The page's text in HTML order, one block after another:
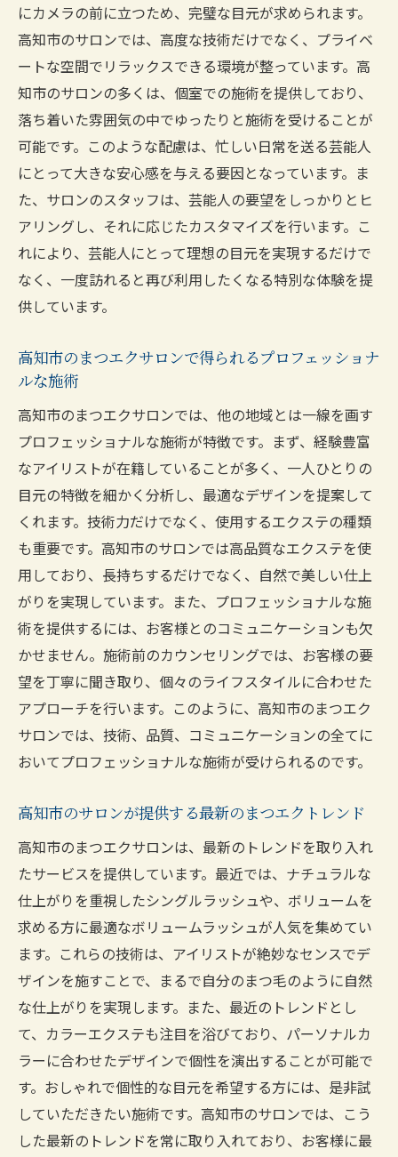
高知市のまつエクサロンの口コミで評判の
ポイント
芸能人も推薦する高知市のまつエクサロン
の魅力
高知市で選ぶべき口コミ高評価のまつエク
サロン
高知市のまつエクサロンが評価される理由
口コミで見る高知市のまつエクサロンの人
気の秘密
高知市のまつエクサロンの口コミ分析結果
れるためのステップ
る方法
高知市でまつエクの理想を叶えるためのス
テップガイド
理想のまつエクを手に入れるための高知市
のサロン選び
高知市のサロンでの施術前に知っておくべ
きこと
高知市のサロンで理想のまつエクを実現す
るための心得
芸能人が愛用する高知市のまつエクサロン技術
力の高い店を探す
つけ方
芸能人が信頼する高知市のまつエクサロン
の技術とは
高知市のサロンで技術力の高さを体感する
方法
高知市で技術力に定評のあるまつエクサロ
ンを選ぶ理由
芸能人も認めた高知市のまつエクサロンの
技術力
高知市の技術力の高いまつエクサロンの特
徴
高知市の隠れた名店まつエクで叶える美しい目
にカメラの前に立つため、完璧な目元が求められます。
高知市のサロンでは、高度な技術だけでなく、プライベ
ートな空間でリラックスできる環境が整っています。高
知市のサロンの多くは、個室での施術を提供しており、
落ち着いた雰囲気の中でゆったりと施術を受けることが
可能です。このような配慮は、忙しい日常を送る芸能人
にとって大きな安心感を与える要因となっています。ま
た、サロンのスタッフは、芸能人の要望をしっかりとヒ
アリングし、それに応じたカスタマイズを行います。こ
れにより、芸能人にとって理想の目元を実現するだけで
なく、一度訪れると再び利用したくなる特別な体験を提
供しています。
高知市のまつエクサロンで得られるプロフェッショナ
ルな施術
高知市のまつエクサロンでは、他の地域とは一線を画す
プロフェッショナルな施術が特徴です。まず、経験豊富
なアイリストが在籍していることが多く、一人ひとりの
目元の特徴を細かく分析し、最適なデザインを提案して
くれます。技術力だけでなく、使用するエクステの種類
も重要です。高知市のサロンでは高品質なエクステを使
用しており、長持ちするだけでなく、自然で美しい仕上
がりを実現しています。また、プロフェッショナルな施
術を提供するには、お客様とのコミュニケーションも欠
かせません。施術前のカウンセリングでは、お客様の要
望を丁寧に聞き取り、個々のライフスタイルに合わせた
アプローチを行います。このように、高知市のまつエク
サロンでは、技術、品質、コミュニケーションの全てに
おいてプロフェッショナルな施術が受けられるのです。
高知市のサロンが提供する最新のまつエクトレンド
高知市のまつエクサロンは、最新のトレンドを取り入れ
たサービスを提供しています。最近では、ナチュラルな
仕上がりを重視したシングルラッシュや、ボリュームを
求める方に最適なボリュームラッシュが人気を集めてい
ます。これらの技術は、アイリストが絶妙なセンスでデ
ザインを施すことで、まるで自分のまつ毛のように自然
な仕上がりを実現します。また、最近のトレンドとし
て、カラーエクステも注目を浴びており、パーソナルカ
ラーに合わせたデザインで個性を演出することが可能で
す。おしゃれで個性的な目元を希望する方には、是非試
していただきたい施術です。高知市のサロンでは、こう
した最新のトレンドを常に取り入れており、お客様に最